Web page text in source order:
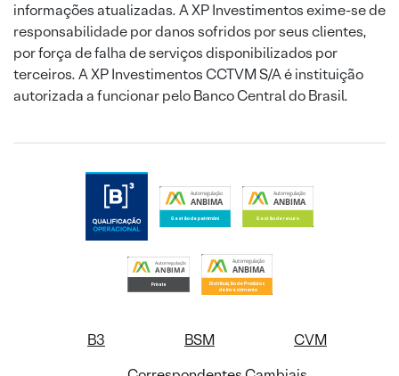
informações atualizadas. A XP Investimentos exime-se de
responsabilidade por danos sofridos por seus clientes,
por força de falha de serviços disponibilizados por
terceiros. A XP Investimentos CCTVM S/A é instituição
autorizada a funcionar pelo Banco Central do Brasil.
B3 BSM
CVM